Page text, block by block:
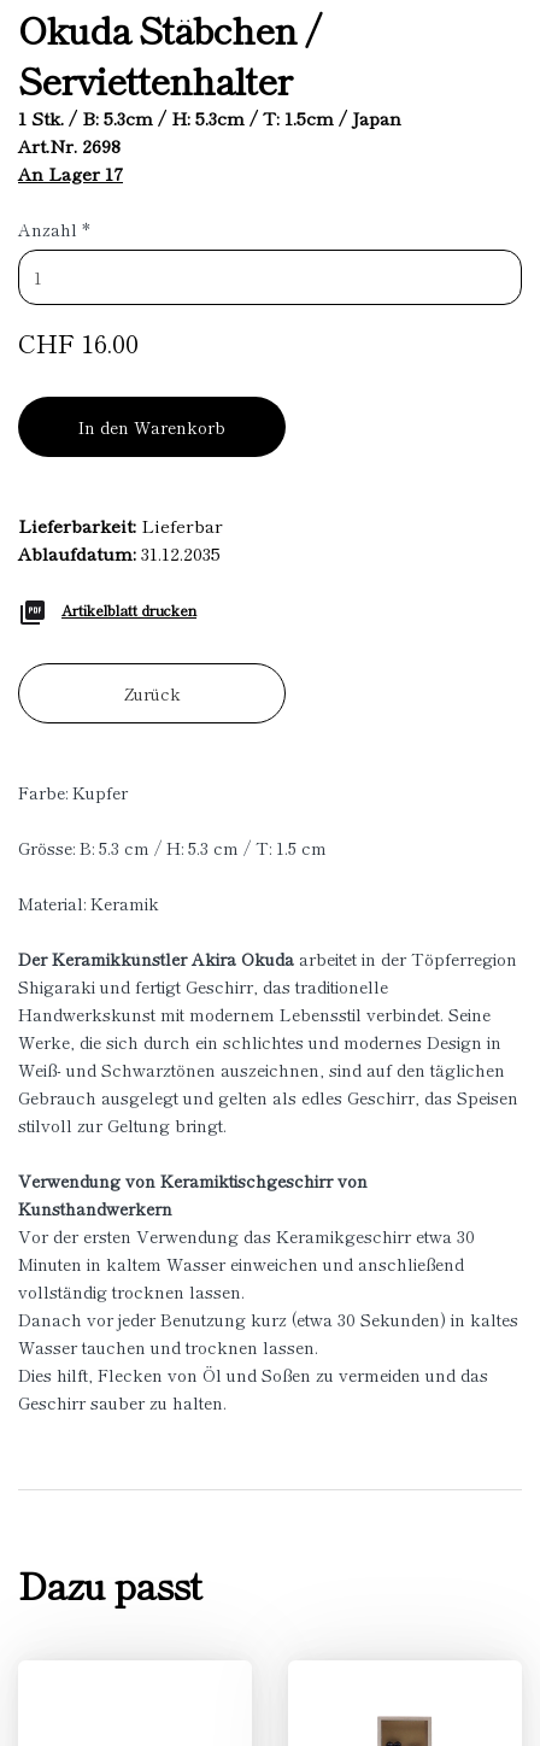
Okuda Stäbchen /
Serviettenhalter
1 Stk. / B: 5.3cm / H: 5.3cm / T: 1.5cm / Japan
Art.Nr. 2698
An Lager 17
Anzahl *
CHF 16.00
In den Warenkorb
Lieferbarkeit: Lieferbar
Ablaufdatum:31.12.2035
Artikelblatt drucken
Zurück
Farbe: Kupfer
Grösse: B: 5.3 cm / H: 5.3 cm / T: 1.5 cm
Material: Keramik
Der Keramikkünstler Akira Okuda arbeitet in der Töpferregion
Shigaraki und fertigt Geschirr, das traditionelle
Handwerkskunst mit modernem Lebensstil verbindet. Seine
Werke, die sich durch ein schlichtes und modernes Design in
Weiß- und Schwarztönen auszeichnen, sind auf den täglichen
Gebrauch ausgelegt und gelten als edles Geschirr, das Speisen
stilvoll zur Geltung bringt.
Verwendung von Keramiktischgeschirr von
Kunsthandwerkern
Vor der ersten Verwendung das Keramikgeschirr etwa 30
Minuten in kaltem Wasser einweichen und anschließend
vollständig trocknen lassen.
Danach vor jeder Benutzung kurz (etwa 30 Sekunden) in kaltes
Wasser tauchen und trocknen lassen.
Dies hilft, Flecken von Öl und Soßen zu vermeiden und das
Geschirr sauber zu halten.
Dazu passt